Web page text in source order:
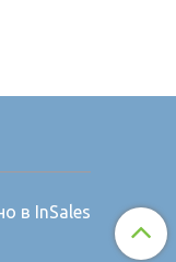
в InSales